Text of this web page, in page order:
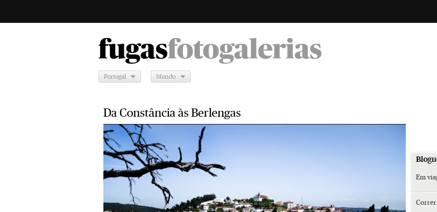
fugasfotogalerias
Portugal Mundo
Da Constância às Berlengas
Em